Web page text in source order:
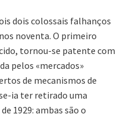
dois colossais falhanços
noventa. O primeiro
tornou-se patente com
pelos «mercados»
de mecanismos de
ia ter retirado uma
1929: ambas são o